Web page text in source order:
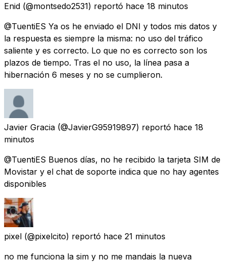
Enid (@montsedo2531) reportó hace 18 minutos
@TuentiES Ya os he enviado el DNI y todos mis datos y
la respuesta es siempre la misma: no uso del tráfico
saliente y es correcto. Lo que no es correcto son los
plazos de tiempo. Tras el no uso, la línea pasa a
hibernación 6 meses y no se cumplieron.
Javier Gracia (@JavierG95919897) reportó hace 18
minutos
@TuentiES Buenos días, no he recibido la tarjeta SIM de
Movistar y el chat de soporte indica que no hay agentes
disponibles
pixel (@pixelcito) reportó hace 21 minutos
no me funciona la sim y no me mandais la nueva